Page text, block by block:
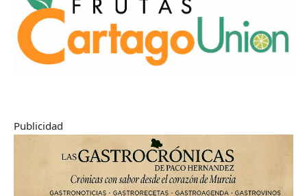
Publicidad